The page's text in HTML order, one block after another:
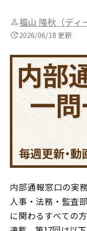
セ
福山 隆秋（ディ
2026/06/18 更新
内部通報窓口の実
人事・法務・監査
に関わるすべての